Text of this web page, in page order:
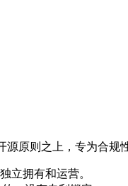
源原则之上，专为合规
立拥有和运营。